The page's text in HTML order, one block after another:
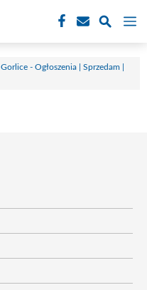
Gorlice - Ogłoszenia | Sprzedam |